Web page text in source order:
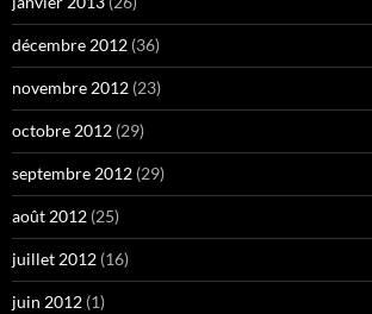
décembre 2012 (36)
novembre 2012 (23)
octobre 2012 (29)
septembre 2012 (29)
août 2012 (25)
juillet 2012 (16)
juin 2012 (1)